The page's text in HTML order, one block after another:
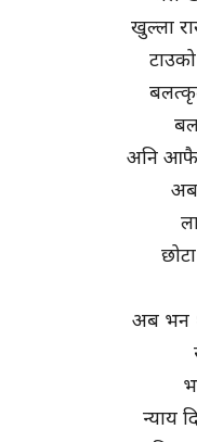
खुल्ला
अनि
अब भन
न्याय